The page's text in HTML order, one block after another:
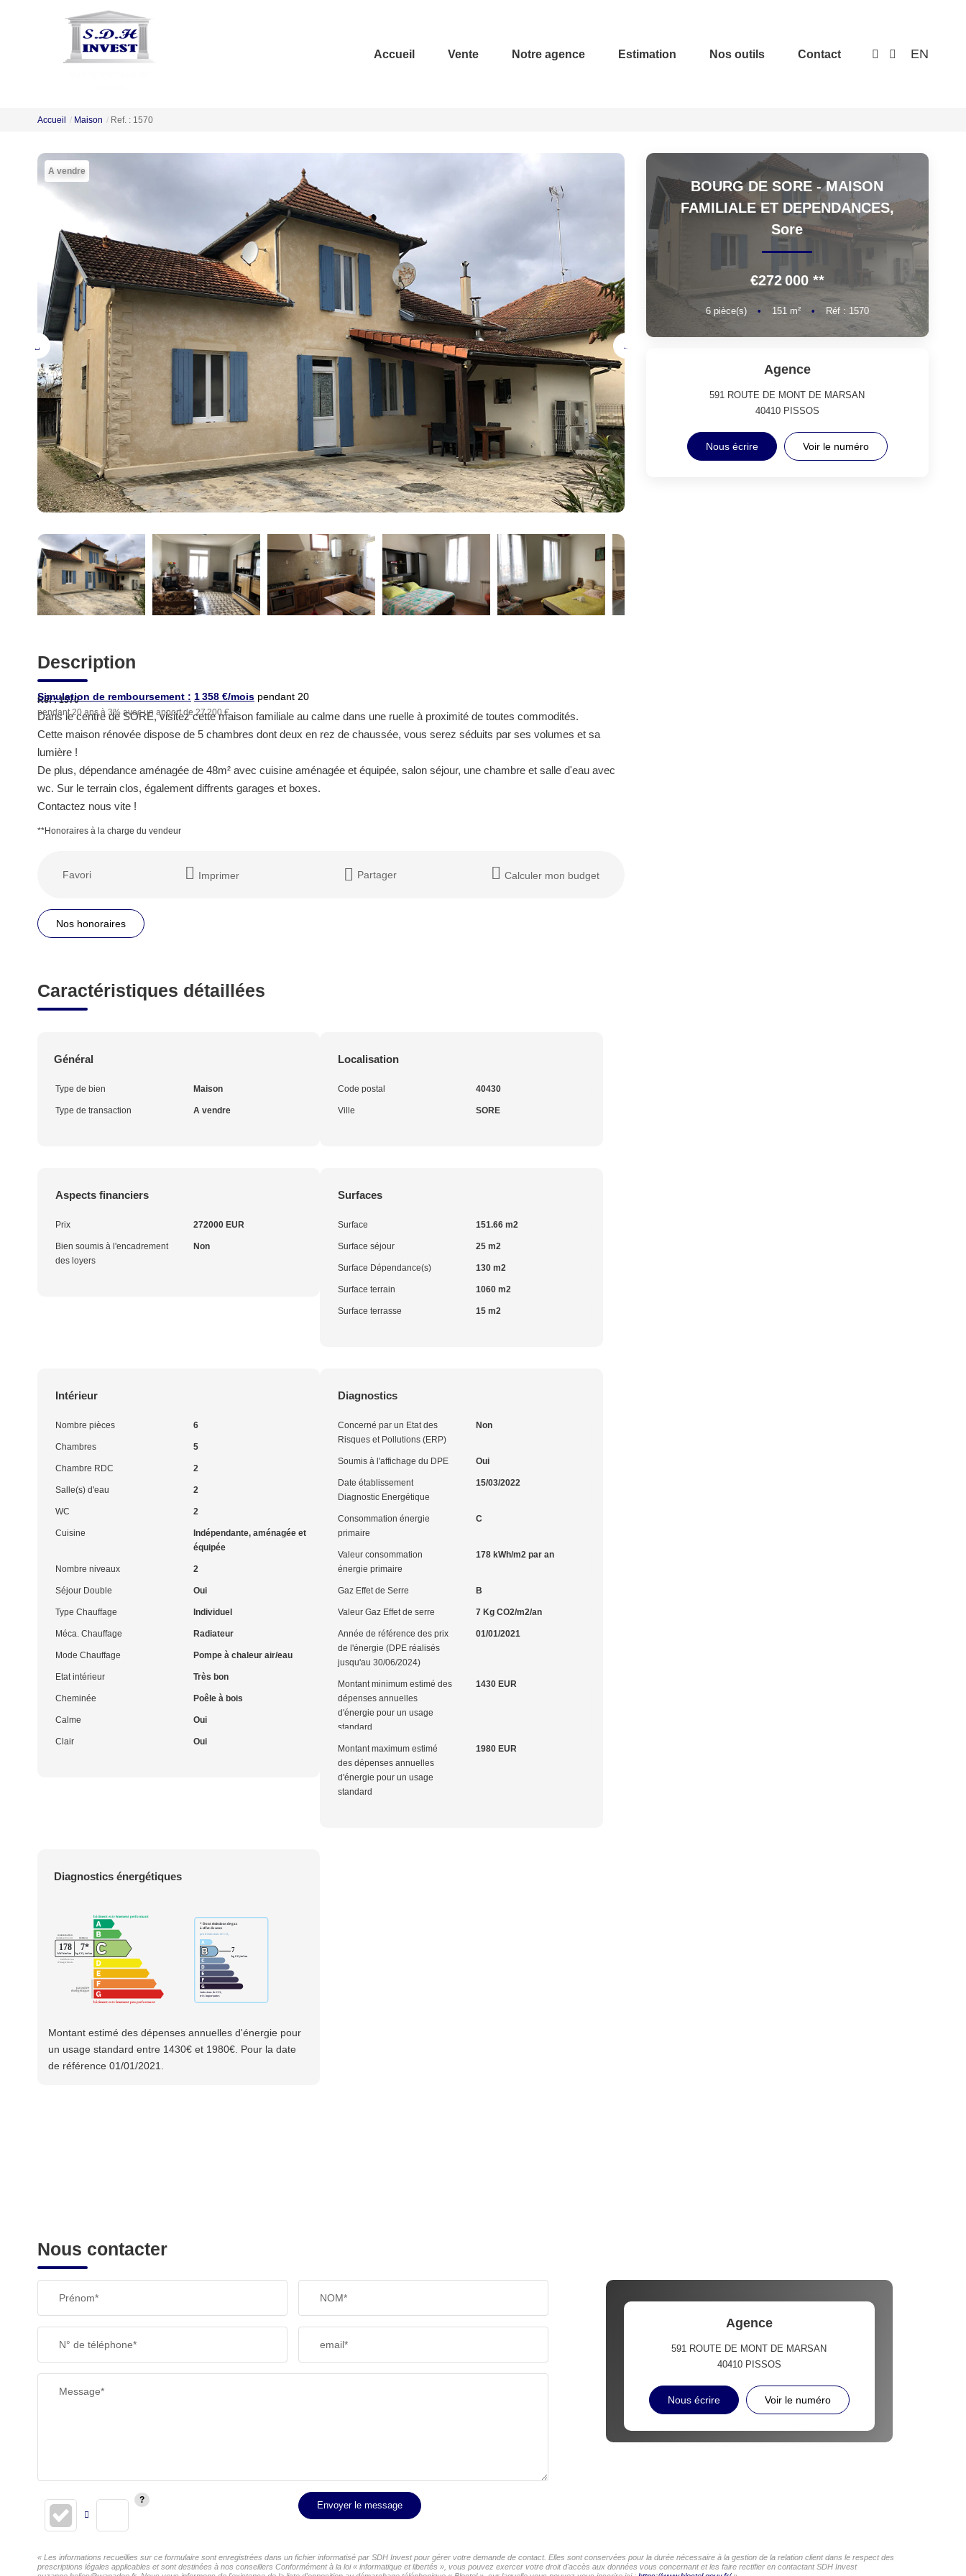
Accueil Vente Notre agence Estimation Nos outils Contact EN
Accueil Maison Ref. : 1570
A vendre
Simulation de remboursement : 1 358 €/mois pendant 20
ans à 3% avec un apport
de 27 200 €
pendant 20 ans à 3% avec un apport de 27 200 €
Description
Réf : 1570
Dans le centre de SORE, visitez cette maison familiale au calme dans une ruelle à proximité de toutes commodités.
Cette maison rénovée dispose de 5 chambres dont deux en rez de chaussée, vous serez séduits par ses volumes et sa
lumière !
De plus, dépendance aménagée de 48m² avec cuisine aménagée et équipée, salon séjour, une chambre et salle d'eau avec
wc. Sur le terrain clos, également diffrents garages et boxes.
Contactez nous vite !
**Honoraires à la charge du vendeur
Favori Imprimer Partager Calculer mon budget
Nos honoraires
Caractéristiques détaillées
Général
Type de bien Maison
Type de transaction A vendre
Localisation
Code postal 40430
Ville SORE
Aspects financiers
Prix 272000 EUR
Bien soumis à l'encadrement
des loyers
Non
Surfaces
Surface 151.66 m2
Surface séjour 25 m2
Surface Dépendance(s) 130 m2
Surface terrain 1060 m2
Surface terrasse 15 m2
Intérieur
Nombre pièces 6
Chambres 5
Chambre RDC 2
Salle(s) d'eau 2
WC 2
Cuisine
Indépendante, aménagée et
équipée
Nombre niveaux 2
Séjour Double Oui
Type Chauffage Individuel
Méca. Chauffage Radiateur
Mode Chauffage Pompe à chaleur air/eau
Etat intérieur Très bon
Cheminée Poêle à bois
Calme Oui
Clair Oui
Diagnostics
Concerné par un Etat des
Risques et Pollutions (ERP)
Non
Soumis à l'affichage du DPE Oui
Date établissement
Diagnostic Energétique
15/03/2022
Consommation énergie
primaire
C
Valeur consommation
énergie primaire
178 kWh/m2 par an
Gaz Effet de Serre B
Valeur Gaz Effet de serre 7 Kg CO2/m2/an
Année de référence des prix
de l'énergie (DPE réalisés
jusqu'au 30/06/2024)
01/01/2021
Montant minimum estimé des
dépenses annuelles
d'énergie pour un usage
standard
1430 EUR
Montant maximum estimé
des dépenses annuelles
d'énergie pour un usage
standard
1980 EUR
Diagnostics énergétiques
Montant estimé des dépenses annuelles d'énergie pour
un usage standard entre 1430€ et 1980€. Pour la date
de référence 01/01/2021.
BOURG DE SORE - MAISON
FAMILIALE ET DEPENDANCES,
Sore
€272 000**
6pièce(s) • 151 m² • Réf : 1570
Agence
591 ROUTE DE MONT DE MARSAN
40410 PISSOS
Nous écrire Voir le numéro
Nous contacter
Prénom* NOM*
N° de téléphone* email*
Message*
Envoyer le message
Agence
591 ROUTE DE MONT DE MARSAN
40410 PISSOS
Nous écrire Voir le numéro
« Les informations recueillies sur ce formulaire sont enregistrées dans un fichier informatisé par SDH Invest pour gérer votre demande de contact. Elles sont conservées pour la durée nécessaire à la gestion de la relation client dans le respect des
prescriptions légales applicables et sont destinées à nos conseillers Conformément à la loi « informatique et libertés », vous pouvez exercer votre droit d'accès aux données vous concernant et les faire rectifier en contactant SDH Invest